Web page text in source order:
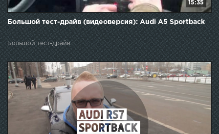
15:35
Большой тест-драйв (видеоверсия): Audi A5 Sportback
Большой тест-драйв